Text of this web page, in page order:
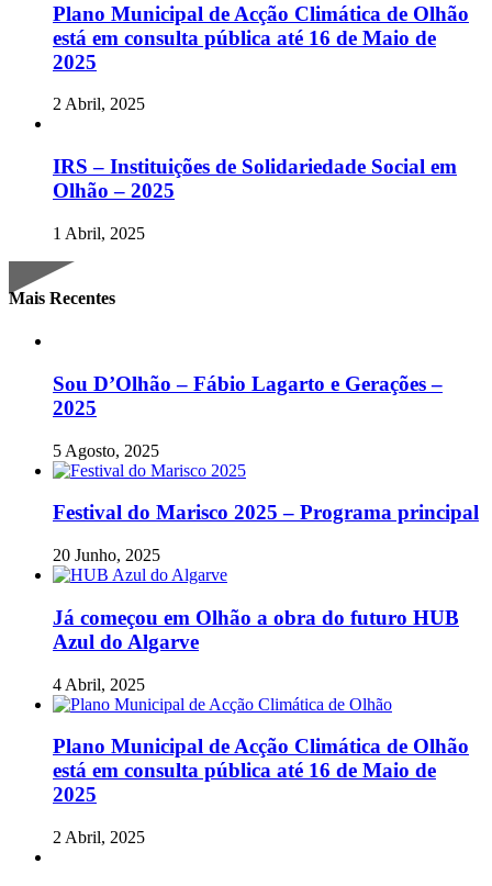
Plano Municipal de Acção Climática de Olhão
está em consulta pública até 16 de Maio de
2025
2 Abril, 2025
IRS – Instituições de Solidariedade Social em
Olhão – 2025
1 Abril, 2025
Mais Recentes
Sou D’Olhão – Fábio Lagarto e Gerações –
2025
5 Agosto, 2025
Festival do Marisco 2025 – Programa principal
20 Junho, 2025
Já começou em Olhão a obra do futuro HUB
Azul do Algarve
4 Abril, 2025
Plano Municipal de Acção Climática de Olhão
está em consulta pública até 16 de Maio de
2025
2 Abril, 2025